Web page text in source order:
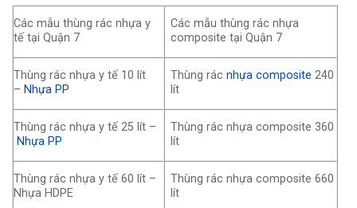
Các mẫu thùng rác nhựa y
tế tại Quận 7
Các mẫu thùng rác nhựa
composite tại Quận 7
Thùng rác nhựa y tế 10 lít
– Nhựa PP
Thùng rácnhựa composite 240
lít
Thùng rác nhựa y tế 25 lít –
Nhựa PP
Thùng rác nhựa composite 360
lít
Thùng rác nhựa y tế 60 lít –
Nhựa HDPE
Thùng rác nhựa composite 660
lít